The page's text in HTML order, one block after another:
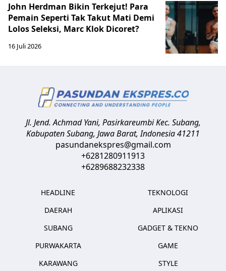
John Herdman Bikin Terkejut! Para
Pemain Seperti Tak Takut Mati Demi
Lolos Seleksi, Marc Klok Dicoret?
16 Juli 2026
Jl. Jend. Achmad Yani, Pasirkareumbi Kec. Subang,
Kabupaten Subang, Jawa Barat,Indonesia41211
pasundanekspres@gmail.com
+6281280911913
+6289688232338
HEADLINE
DAERAH
SUBANG
PURWAKARTA
KARAWANG
TEKNOLOGI
APLIKASI
GADGET & TEKNO
GAME
STYLE